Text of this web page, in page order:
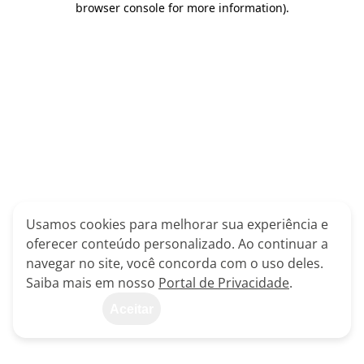
browser console for more information).
Usamos cookies para melhorar sua experiência e
oferecer conteúdo personalizado. Ao continuar a
navegar no site, você concorda com o uso deles.
Saiba mais em nosso Portal de Privacidade.